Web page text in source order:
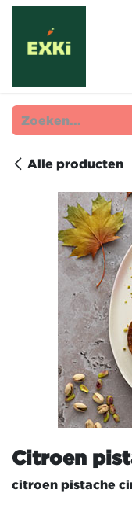
Overslaan naar
Alle producten
Citroen
citroen pistache